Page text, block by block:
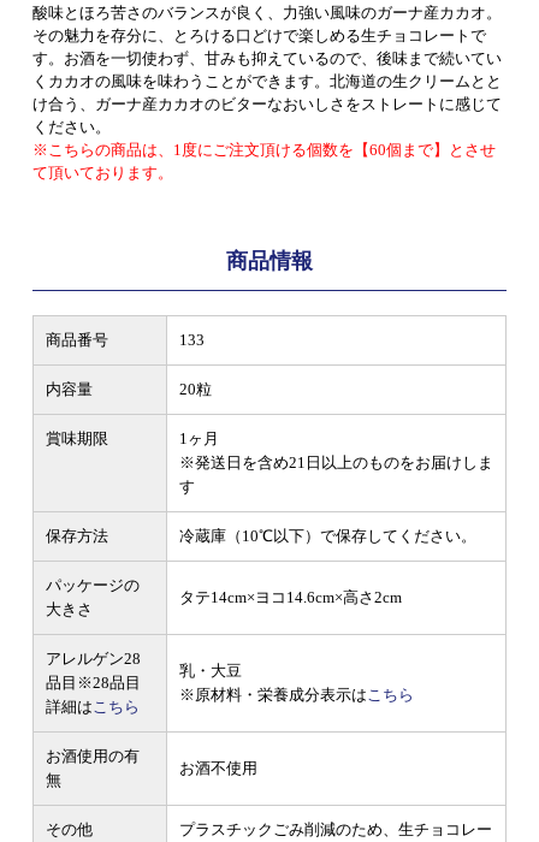
酸味とほろ苦さのバランスが良く、力強い風味のガーナ産カカオ。
その魅力を存分に、とろける口どけで楽しめる生チョコレートで
す。お酒を一切使わず、甘みも抑えているので、後味まで続いてい
くカカオの風味を味わうことができます。北海道の生クリームとと
け合う、ガーナ産カカオのビターなおいしさをストレートに感じて
ください。
※こちらの商品は、1度にご注文頂ける個数を【60個まで】とさせ
て頂いております。
商品情報
商品番号 133
内容量 20粒
賞味期限
1ヶ月
※発送日を含め21日以上のものをお届けしま
す
保存方法 冷蔵庫（10℃以下）で保存してください。
パッケージの
大きさ
タテ14cm×ヨコ14.6cm×高さ2cm
アレルゲン28
品目 ※28品目
詳細は こちら
乳・大豆
※原材料・栄養成分表示は こちら
お酒使用の有
無
お酒不使用
その他
プラスチックごみ削減のため、生チョコレー